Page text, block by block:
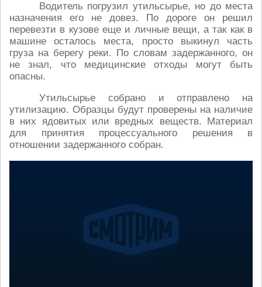
Водитель погрузил утильсырье, но до места
назначения его не довез. По дороге он решил
перевезти в кузове еще и личные вещи, а так как в
машине осталось места, просто выкинул часть
груза на берегу реки. По словам задержанного, он
не знал, что медицинские отходы могут быть
опасны.
Утильсырье собрано и отправлено на
утилизацию. Образцы будут проверены на наличие
в них ядовитых или вредных веществ. Материал
для принятия процессуального решения в
отношении задержанного собран.